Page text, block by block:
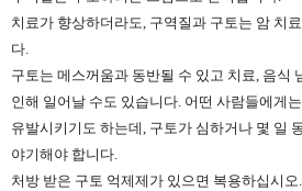
치료가 향상하더라도, 구역질과 구토는 암 치
다.
구토는 메스꺼움과 동반될 수 있고 치료, 음식
인해 일어날 수도 있습니다. 어떤 사람들에게
유발시키기도 하는데, 구토가 심하거나 몇 일
야기해야 합니다.
처방 받은 구토 억제제가 있으면 복용하십시